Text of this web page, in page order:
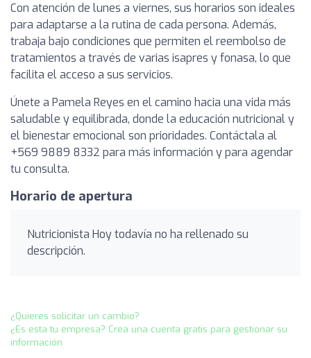
Con atención de lunes a viernes, sus horarios son ideales
para adaptarse a la rutina de cada persona. Además,
trabaja bajo condiciones que permiten el reembolso de
tratamientos a través de varias isapres y fonasa, lo que
facilita el acceso a sus servicios.
Únete a Pamela Reyes en el camino hacia una vida más
saludable y equilibrada, donde la educación nutricional y
el bienestar emocional son prioridades. Contáctala al
+569 9889 8332 para más información y para agendar
tu consulta.
Horario de apertura
Nutricionista Hoy todavía no ha rellenado su
descripción.
¿Quieres solicitar un cambio?
¿Es esta tu empresa? Crea una cuenta gratis para gestionar su
información